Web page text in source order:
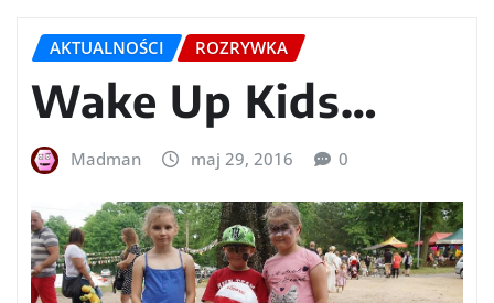
AKTUALNOŚCI ROZRYWKA
Wake Up Kids…
Madman maj 29, 2016 0